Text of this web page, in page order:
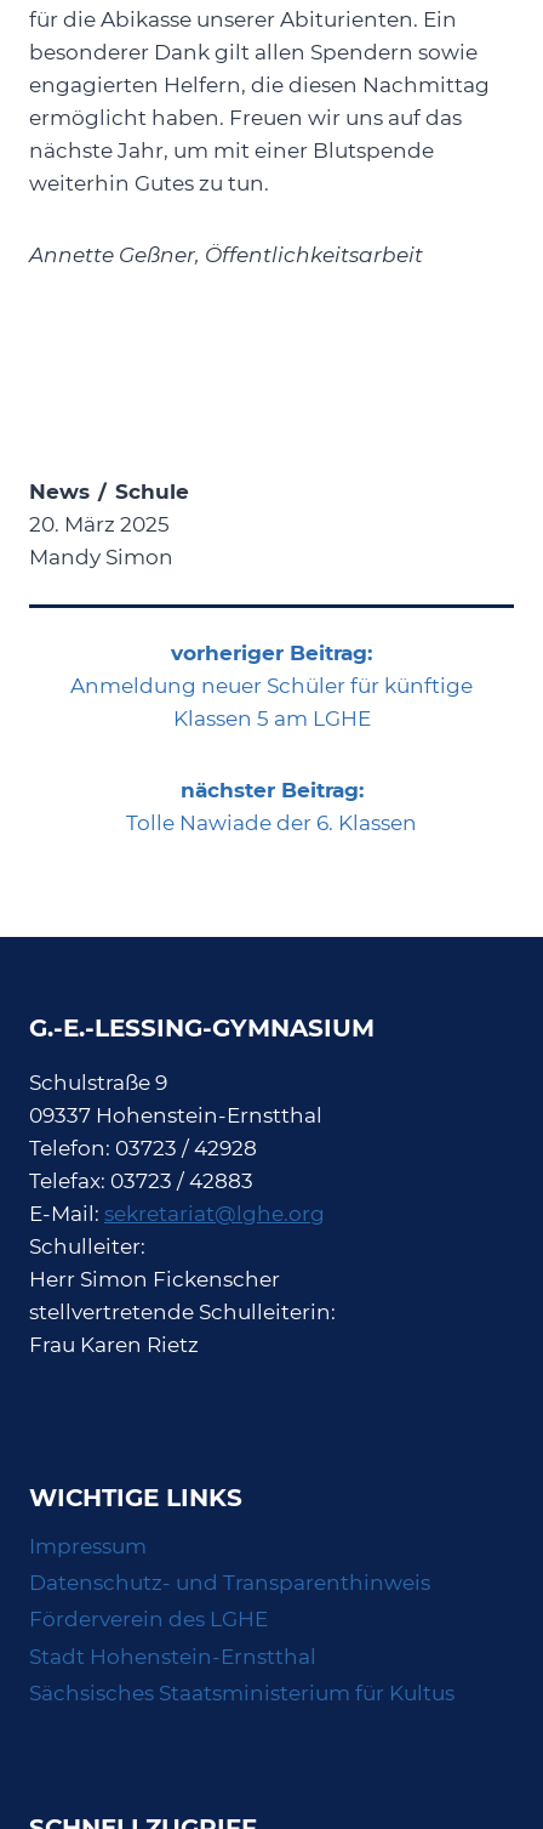
für die Abikasse unserer Abiturienten. Ein
besonderer Dank gilt allen Spendern sowie
engagierten Helfern, die diesen Nachmittag
ermöglicht haben. Freuen wir uns auf das
nächste Jahr, um mit einer Blutspende
weiterhin Gutes zu tun.
Annette Geßner, Öffentlichkeitsarbeit
News / Schule
20. März 2025
Mandy Simon
vorheriger Beitrag:
Anmeldung neuer Schüler für künftige
Klassen 5 am LGHE
nächster Beitrag:
Tolle Nawiade der 6. Klassen
G.-E.-LESSING-GYMNASIUM
Schulstraße 9
09337 Hohenstein-Ernstthal
Telefon: 03723 / 42928
Telefax: 03723 / 42883
E-Mail: sekretariat@lghe.org
Schulleiter:
Herr Simon Fickenscher
stellvertretende Schulleiterin:
Frau Karen Rietz
WICHTIGE LINKS
Impressum
Datenschutz- und Transparenthinweis
Förderverein des LGHE
Stadt Hohenstein-Ernstthal
Sächsisches Staatsministerium für Kultus